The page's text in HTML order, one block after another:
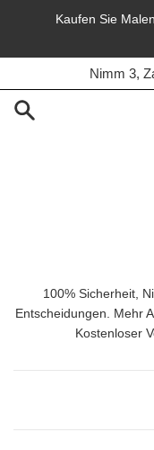
Kaufen Sie
45% Rabatt,
Nimm 3,
100% Sicherheit,
Entscheidungen. Mehr
Kostenloser